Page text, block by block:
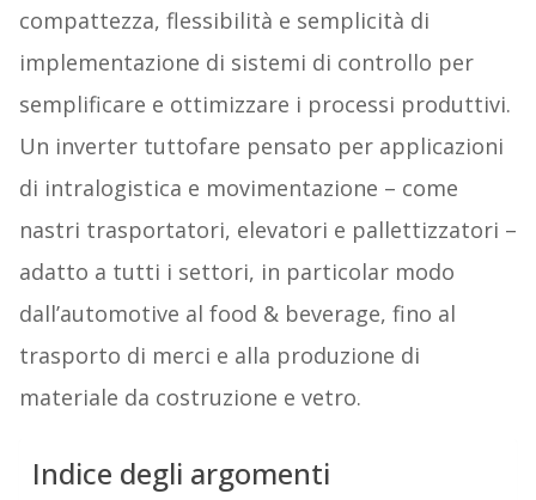
compattezza, flessibilità e semplicità di
implementazione di sistemi di controllo per
semplificare e ottimizzare i processi produttivi.
Un inverter tuttofare pensato per applicazioni
di intralogistica e movimentazione – come
nastri trasportatori, elevatori e pallettizzatori –
adatto a tutti i settori, in particolar modo
dall’automotive al food & beverage, fino al
trasporto di merci e alla produzione di
materiale da costruzione e vetro.
Indice degli argomenti